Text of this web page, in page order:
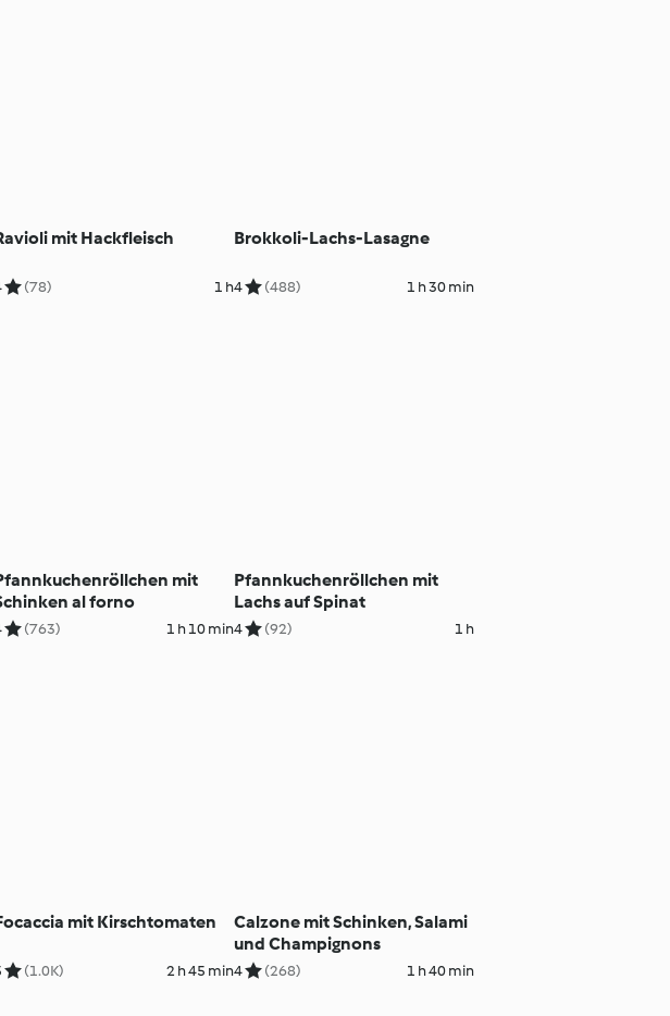
mit Hackfleisch
(78) 1 h
Brokkoli-Lachs-Lasagne
4 (488) 1 h 30 min
mit
al forno
(763) 1 h 10 min
Pfannkuchenröllchen mit
Lachs auf Spinat
4 (92) 1 h
mit Kirschtomaten
(1.0K) 2 h 45 min
Calzone mit Schinken, Salami
und Champignons
4 (268) 1 h 40 min